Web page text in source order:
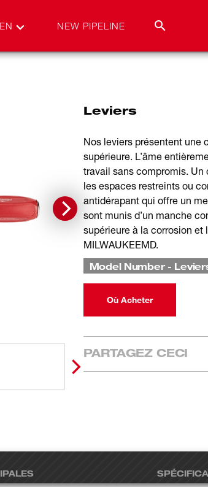
NEW PIPELINE
Leviers
Nos leviers présentent une
supérieure. L’âme
travail sans compromis. Un
les espaces restreints ou
antidérapant qui offre un
sont munis d’un manche
supérieure à la corrosion
MILWAUKEEMD.
Model Number-
Où Acheter
PARTAGEZ CECI